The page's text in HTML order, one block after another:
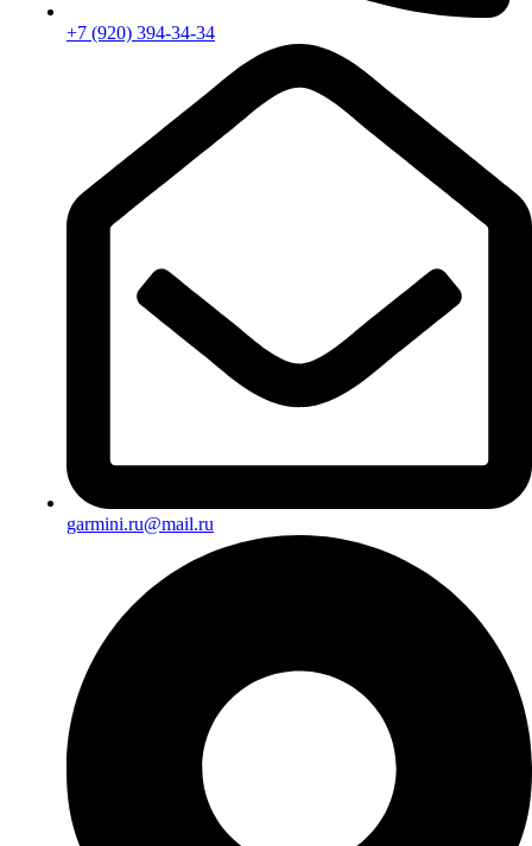
+7 (920) 394-34-34
garmini.ru@mail.ru